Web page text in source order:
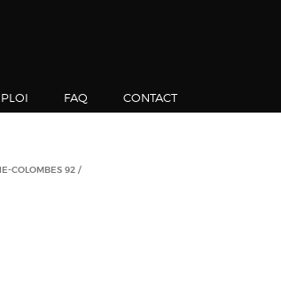
FAQ CONTACT
COLOMBES 92